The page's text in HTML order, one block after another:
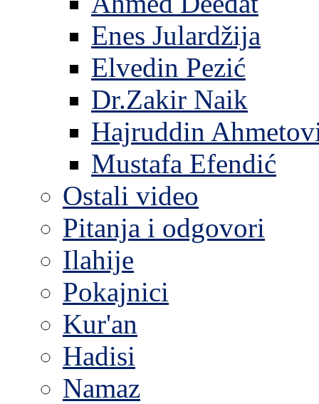
Enes Julardžija
Elvedin Pezić
Dr.Zakir Naik
Hajruddin
Mustafa Efendić
Ostali video
Pitanja i odgovori
Ilahije
Pokajnici
Kur'an
Hadisi
Namaz